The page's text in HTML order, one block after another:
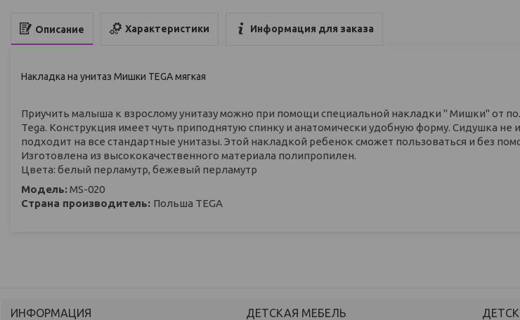
Описание Характеристики Информация для заказа
Накладка на унитаз Мишки TEGA мягкая
Приучить малыша к взрослому унитазу можно при помощи специальной накладки " Мишки" от
Tega. Конструкция имеет чуть приподнятую спинку и анатомически удобную форму. Сидушка не
подходит на все стандартные унитазы. Этой накладкой ребенок сможет пользоваться и без
Изготовлена из высококачественного материала полипропилен.
Цвета: белый перламутр, бежевый перламутр
Модель:MS-020
Страна производитель: Польша TEGA
ИНФОРМАЦИЯ ДЕТСКАЯ МЕБЕЛЬ